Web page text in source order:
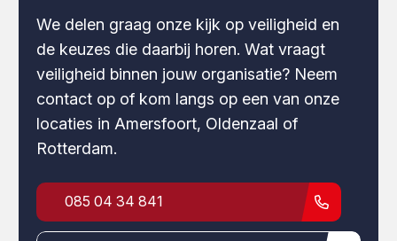
We delen graag onze kijk op veiligheid en
de keuzes die daarbij horen. Wat vraagt
veiligheid binnen jouw organisatie? Neem
contact op of kom langs op een van onze
locaties in Amersfoort, Oldenzaal of
Rotterdam.
085 04 34 841